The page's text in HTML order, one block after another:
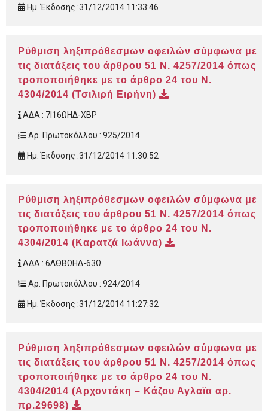
Ημ. Έκδοσης :31/12/2014 11:33:46
Ρύθμιση ληξιπρόθεσμων οφειλών σύμφωνα με
τις διατάξεις του άρθρου 51 Ν. 4257/2014 όπως
τροποποιήθηκε με το άρθρο 24 του Ν.
4304/2014 (Τσιλιρή Ειρήνη)
ΑΔΑ : 7Ι16ΩΗΔ-ΧΒΡ
Αρ. Πρωτοκόλλου : 925/2014
Ημ. Έκδοσης :31/12/2014 11:30:52
Ρύθμιση ληξιπρόθεσμων οφειλών σύμφωνα με
τις διατάξεις του άρθρου 51 Ν. 4257/2014 όπως
τροποποιήθηκε με το άρθρο 24 του Ν.
4304/2014 (Καρατζά Ιωάννα)
ΑΔΑ : 6ΛΘΒΩΗΔ-63Ω
Αρ. Πρωτοκόλλου : 924/2014
Ημ. Έκδοσης :31/12/2014 11:27:32
Ρύθμιση ληξιπρόθεσμων οφειλών σύμφωνα με
τις διατάξεις του άρθρου 51 Ν. 4257/2014 όπως
τροποποιήθηκε με το άρθρο 24 του Ν.
4304/2014 (Αρχοντάκη – Κάζου Αγλαϊα αρ.
πρ.29698)